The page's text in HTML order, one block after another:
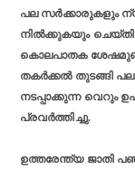
പല സര്‍ക്കാരുകളും
നില്‍ക്കുകയും
കൊലപാതക
തകര്‍ക്കല്‍ തുടങ്ങി
നടപ്പാക്കുന്ന വെറും
പ്രവര്‍ത്തിച്ചു.
ഉത്തരേന്ത്യ ജാതി